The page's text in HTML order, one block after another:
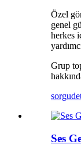
Özel
genel
herkes
Grup
sorgu
Ses